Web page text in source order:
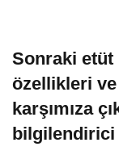
Sonraki etüt
özellikleri ve
karşımıza
bilgilendirici